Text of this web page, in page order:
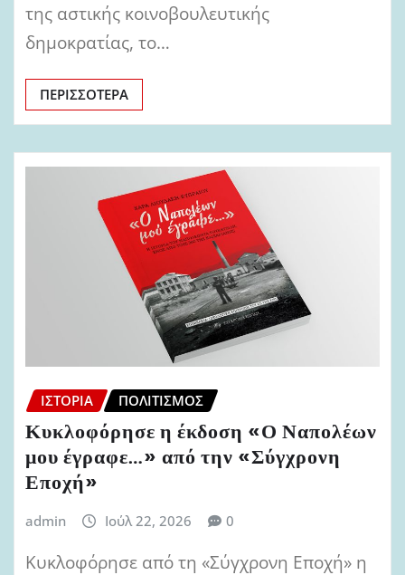
της αστικής κοινοβουλευτικής
δημοκρατίας, το…
ΠΕΡΙΣΣΌΤΕΡΑ
ΙΣΤΟΡΊΑ ΠΟΛΙΤΙΣΜΌΣ
Κυκλοφόρησε η έκδοση «Ο Ναπολέων
μου έγραφε…» από την «Σύγχρονη
Εποχή»
admin Ιούλ 22, 2026 0
Κυκλοφόρησε από τη «Σύγχρονη Εποχή» η